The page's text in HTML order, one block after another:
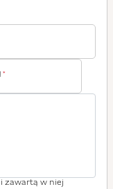
*
i zawartą w niej